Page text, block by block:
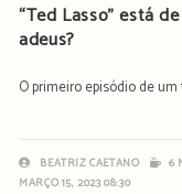
“Ted Lasso” está
adeus?
O primeiro episódio de
BEATRIZ CAETANO
6
MARÇO 15, 2023 08:30